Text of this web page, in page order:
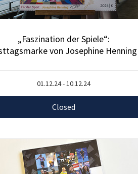
„Faszination der Spiele“:
von Josephine Henning
01.12.24 - 10.12.24
Closed